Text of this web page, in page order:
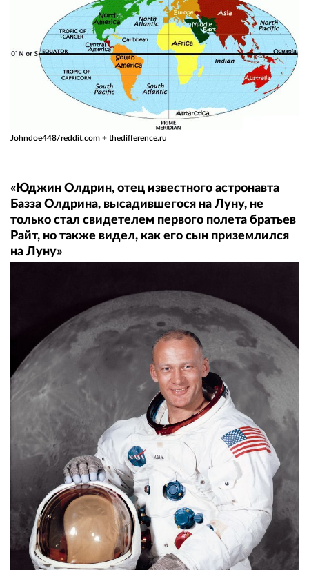
Johndoe448/reddit.com + thedifference.ru
«Юджин Олдрин, отец известного астронавта
Базза Олдрина, высадившегося на Луну, не
только стал свидетелем первого полета братьев
Райт, но также видел, как его сын приземлился
на Луну»